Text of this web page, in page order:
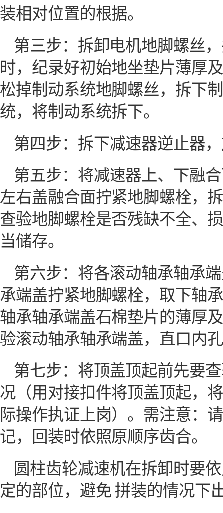
装相对位置的根据。
第三步：拆卸电机地脚螺丝
时，纪录好初始地坐垫片薄厚
松掉制动系统地脚螺丝，拆下
统，将制动系统拆下。
第四步：拆下减速器逆止器
第五步：将减速器上、下融
左右盖融合面拧紧地脚螺栓，
查验地脚螺栓是否残缺不全、
当储存。
第六步：将各滚动轴承轴承
承端盖拧紧地脚螺栓，取下轴
轴承轴承端盖石棉垫片的薄厚
验滚动轴承轴承端盖，直口内
第七步：将顶盖顶起前先要
况（用对接扣件将顶盖顶起，
际操作执证上岗）。需注意：
记，回装时依照原顺序齿合。
圆柱齿轮减速机在拆卸时要
定的部位，避免 拼装的情况下